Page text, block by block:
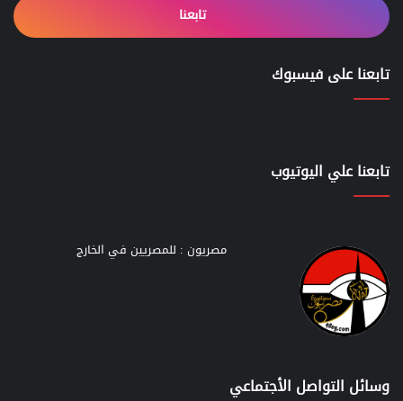
تابعنا
تابعنا على فيسبوك
تابعنا علي اليوتيوب
مصريون : للمصريين في الخارج
وسائل التواصل الأجتماعي